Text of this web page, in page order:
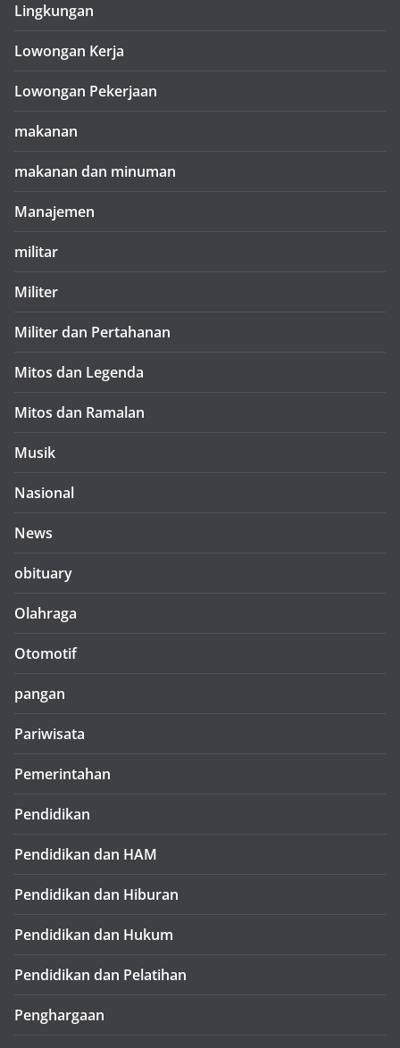
Lingkungan
Lowongan Kerja
Lowongan Pekerjaan
makanan
makanan dan minuman
Manajemen
militar
Militer
Militer dan Pertahanan
Mitos dan Legenda
Mitos dan Ramalan
Musik
Nasional
News
obituary
Olahraga
Otomotif
pangan
Pariwisata
Pemerintahan
Pendidikan
Pendidikan dan HAM
Pendidikan dan Hiburan
Pendidikan dan Hukum
Pendidikan dan Pelatihan
Penghargaan